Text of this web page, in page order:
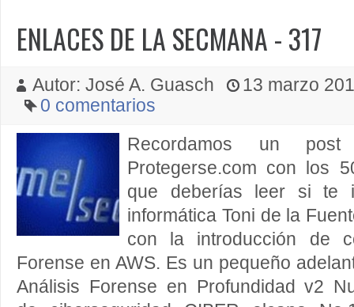
ENLACES DE LA SECMANA - 317
Autor: José A. Guasch
13 marzo
0 comentarios
Recordamos un
Protegerse.com con los
que deberías leer si te
informática Toni de la
con la introducción de
Forense en AWS. Es un pequeño
Análisis Forense en Profundidad v2